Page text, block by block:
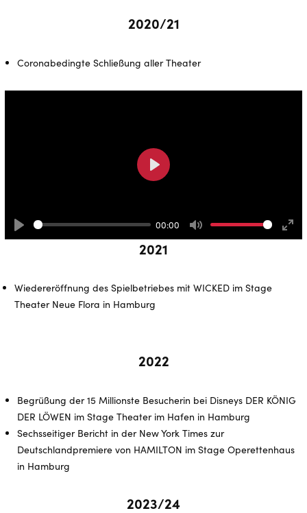
2020/21
Coronabedingte Schließung aller Theater
2021
Wiedereröffnung des Spielbetriebes mit WICKED im Stage
Theater Neue Flora in Hamburg
Play
00:00
Mute
Play
2022
Begrüßung der 15 Millionste Besucherin bei Disneys DER KÖNIG
DER LÖWEN im Stage Theater im Hafen in Hamburg
Sechsseitiger Bericht in der New York Times zur
Deutschlandpremiere von HAMILTON im Stage Operettenhaus
in Hamburg
2023/24